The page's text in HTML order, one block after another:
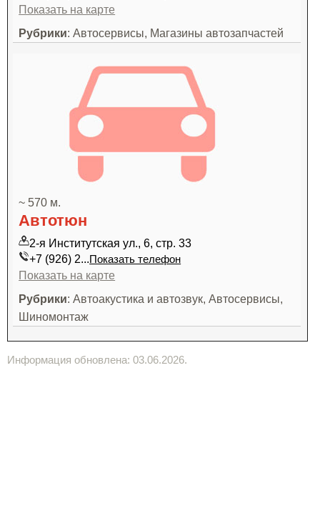
Показать на карте
Рубрики: Автосервисы, Магазины автозапчастей
~ 570 м.
Автотюн
2-я Институтская ул., 6, стр. 33
+7 (926) 2...Показать телефон
Показать на карте
Рубрики: Автоакустика и автозвук, Автосервисы,
Шиномонтаж
Информация обновлена: 03.06.2026.